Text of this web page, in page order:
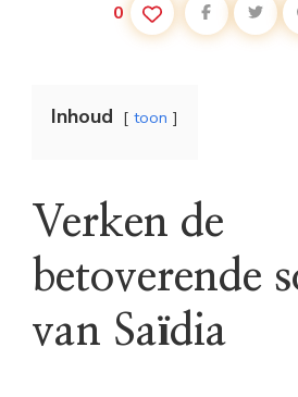
0
Inhoud toon
Verken de
betoverende
van Saïdia